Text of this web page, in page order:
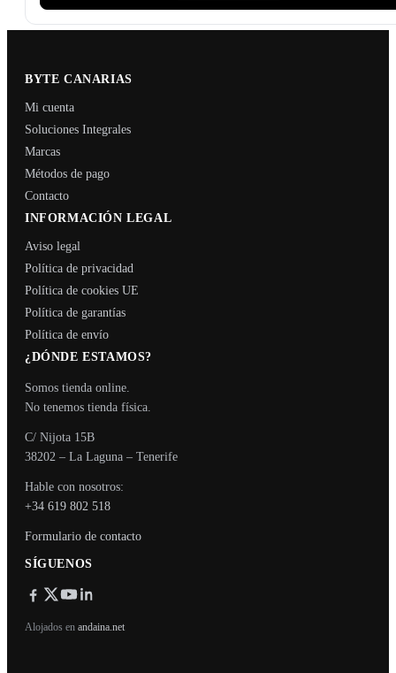
BYTE CANARIAS
Mi cuenta
Soluciones Integrales
Marcas
Métodos de pago
Contacto
INFORMACIÓN LEGAL
Aviso legal
Política de privacidad
Política de cookies UE
Política de garantías
Política de envío
¿DÓNDE ESTAMOS?
Somos tienda online.
No tenemos tienda física.
C/ Nijota 15B
38202 – La Laguna – Tenerife
Hable con nosotros:
+34 619 802 518
Formulario de contacto
SÍGUENOS
Alojados en andaina.net